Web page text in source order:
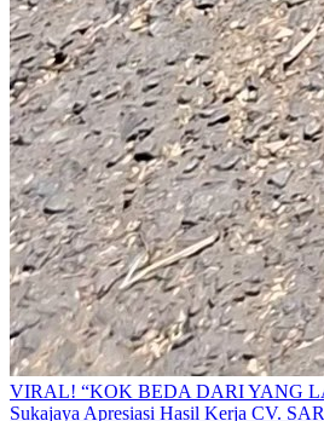
​VIRAL! “KOK BEDA DARI YANG
Sukajaya Apresiasi Hasil Kerja CV.